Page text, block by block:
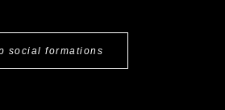
social formations